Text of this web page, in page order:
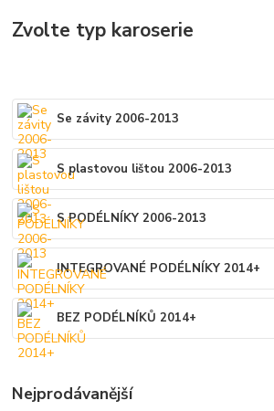
Zvolte typ karoserie
Se závity 2006-2013
S plastovou lištou 2006-2013
S PODÉLNÍKY 2006-2013
INTEGROVANÉ PODÉLNÍKY 2014+
BEZ PODÉLNÍKŮ 2014+
Nejprodávanější